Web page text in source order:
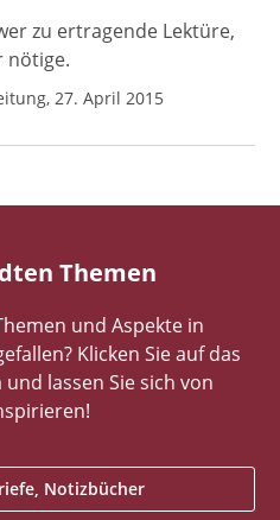
zu ertragende Lektüre,
nötige.
27. April 2015
Themen
und Aspekte in
Klicken Sie auf das
lassen Sie sich von
Notizbücher